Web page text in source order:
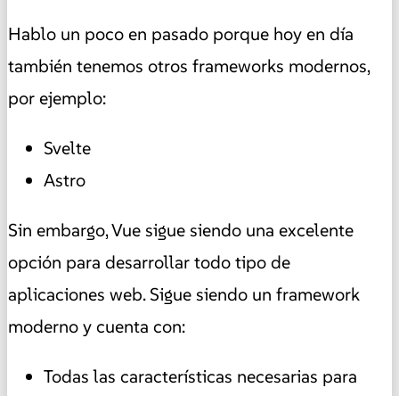
Hablo un poco en pasado porque hoy en día
también tenemos otros frameworks modernos,
por ejemplo:
Svelte
Astro
Sin embargo, Vue sigue siendo una excelente
opción para desarrollar todo tipo de
aplicaciones web. Sigue siendo un framework
moderno y cuenta con:
Todas las características necesarias para